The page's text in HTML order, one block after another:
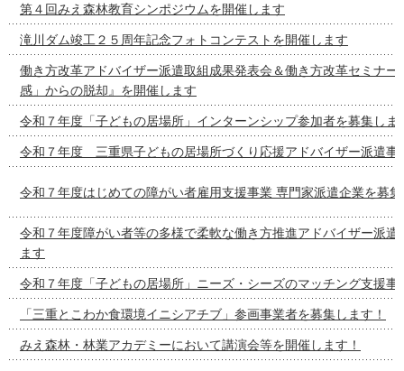
第４回みえ森林教育シンポジウムを開催します
滝川ダム竣工２５周年記念フォトコンテストを開催します
働き方改革アドバイザー派遣取組成果発表会＆働き方改革セミナー
感」からの脱却』を開催します
令和７年度「子どもの居場所」インターンシップ参加者を募集しま
令和７年度 三重県子どもの居場所づくり応援アドバイザー派遣事
令和７年度はじめての障がい者雇用支援事業 専門家派遣企業を募
令和７年度障がい者等の多様で柔軟な働き方推進アドバイザー派遣
ます
令和７年度「子どもの居場所」ニーズ・シーズのマッチング支援事
「三重とこわか食環境イニシアチブ」参画事業者を募集します！
みえ森林・林業アカデミーにおいて講演会等を開催します！